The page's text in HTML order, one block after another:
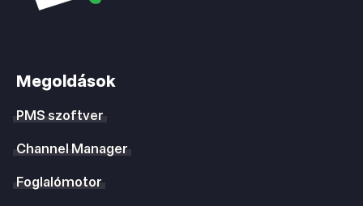
Megoldások
PMS szoftver
Channel Manager
Foglalómotor